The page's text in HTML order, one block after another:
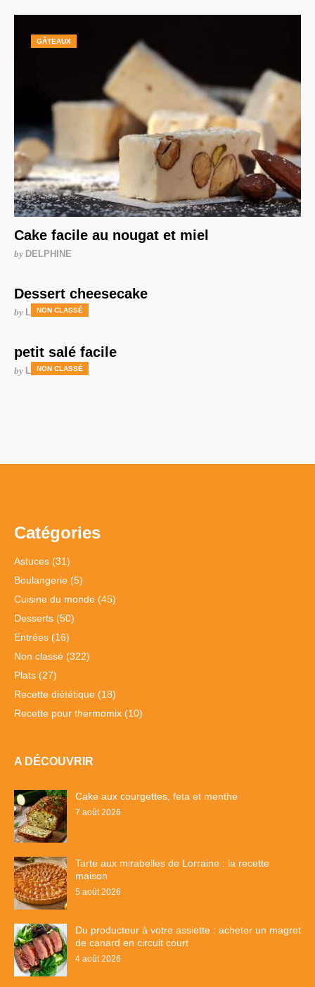
GÂTEAUX
Cake facile au nougat et miel
by DELPHINE
NON CLASSÉ
Dessert cheesecake
by LAURENCE
NON CLASSÉ
petit salé facile
by LAURENCE
Catégories
Astuces (31)
Boulangerie (5)
Cuisine du monde (45)
Desserts (50)
Entrées (16)
Non classé (322)
Plats (27)
Recette diététique (18)
Recette pour thermomix (10)
A DÉCOUVRIR
Cake aux courgettes, feta et menthe
7 août 2026
Tarte aux mirabelles de Lorraine : la recette
maison
5 août 2026
Du producteur à votre assiette : acheter un magret
de canard en circuit court
4 août 2026